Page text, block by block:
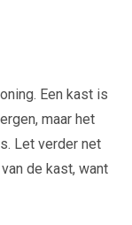
Een kast is
maar het
Let verder net
de kast, want